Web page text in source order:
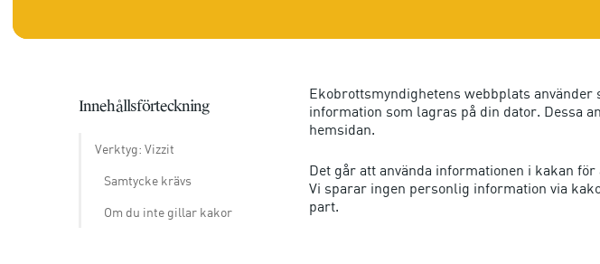
Innehållsförteckning
Verktyg: Vizzit
Samtycke krävs
Om du inte gillar kakor
Ekobrottsmyndighetens webbplats
information som lagras på din dator. Dessa
hemsidan.
Det går att använda informationen i kakan
Vi sparar ingen personlig information via
part.